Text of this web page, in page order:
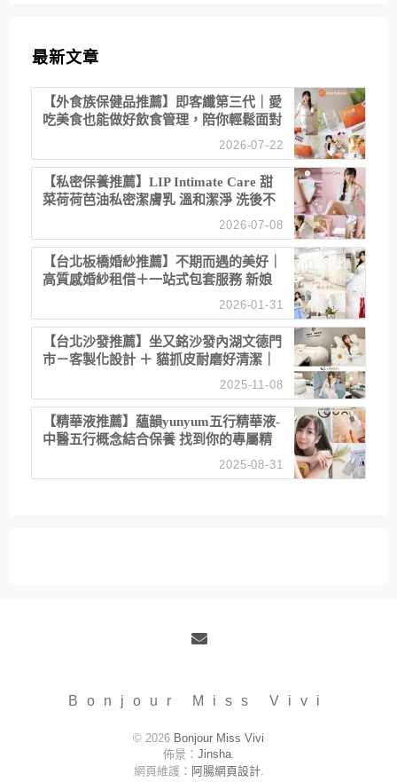
最新文章
【外食族保健品推薦】即客纖第三代｜愛
吃美食也能做好飲食管理，陪你輕鬆面對
2026-07-22
【私密保養推薦】LIP Intimate Care 甜
菜荷荷芭油私密潔膚乳 溫和潔淨 洗後不
2026-07-08
【台北板橋婚紗推薦】不期而遇的美好｜
高質感婚紗租借＋一站式包套服務 新娘
2026-01-31
【台北沙發推薦】坐又銘沙發內湖文德門
市－客製化設計 ＋ 貓抓皮耐磨好清潔｜
直營直銷、價格透明 高CP值打造夢想
居家風格
2025-11-08
【精華液推薦】蘊韻yunyum五行精華液-
中醫五行概念結合保養 找到你的專屬精
華！ 水㊀土㊀就選「潤・賦精華」維持
肌膚剛剛好的平衡
2025-08-31
Bonjour Miss Vivi
© 2026 Bonjour Miss Vivi
佈景： Jinsha.
網頁維護： 阿腸網頁設計.